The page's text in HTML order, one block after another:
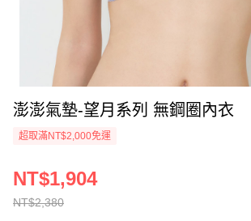
澎澎氣墊-望月系列 無鋼圈內衣
超取滿NT$2,000免運
NT$2,380
NT$1,904